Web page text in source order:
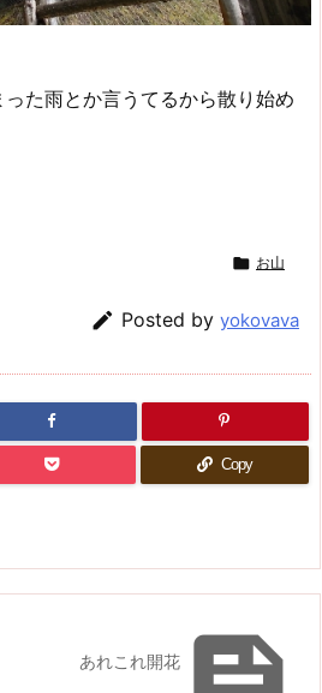
た雨とか言うてるから散り始め
 お山
 Posted by yokovava
Copy
あれこれ開花